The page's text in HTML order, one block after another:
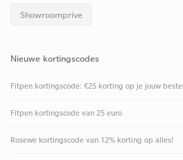
Showroomprive
Nieuwe kortingscodes
Fitpen kortingscode: €25 korting op je jouw
Fitpen kortingscode van 25 euro
Rosewe kortingscode van 12% korting op alles!